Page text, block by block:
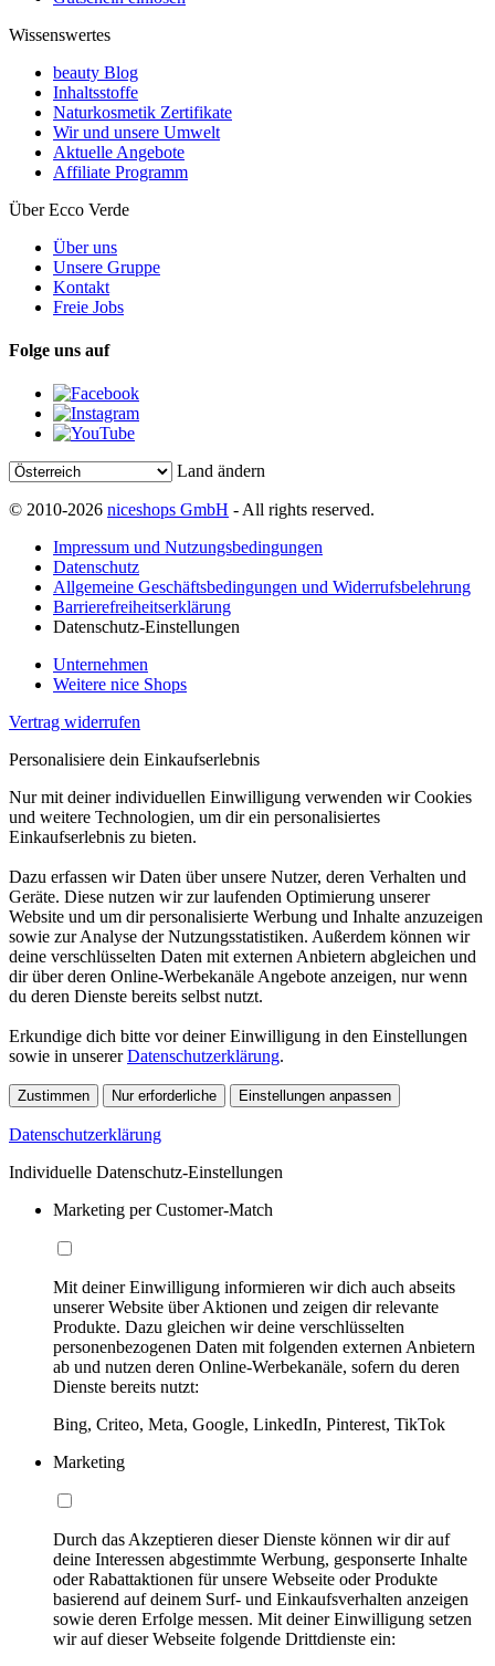
Wissenswertes
beauty Blog
Inhaltsstoffe
Naturkosmetik Zertifikate
Wir und unsere Umwelt
Aktuelle Angebote
Affiliate Programm
Über Ecco Verde
Über uns
Unsere Gruppe
Kontakt
Freie Jobs
Folge uns auf
Land ändern
© 2010-2026 niceshops GmbH - All rights reserved.
Impressum und Nutzungsbedingungen
Datenschutz
Allgemeine Geschäftsbedingungen und Widerrufsbelehrung
Barrierefreiheitserklärung
Datenschutz-Einstellungen
Unternehmen
Weitere nice Shops
Vertrag widerrufen
Personalisiere dein Einkaufserlebnis
Nur mit deiner individuellen Einwilligung verwenden wir Cookies
und weitere Technologien, um dir ein personalisiertes
Einkaufserlebnis zu bieten.
Dazu erfassen wir Daten über unsere Nutzer, deren Verhalten und
Geräte. Diese nutzen wir zur laufenden Optimierung unserer
Website und um dir personalisierte Werbung und Inhalte anzuzeigen
sowie zur Analyse der Nutzungsstatistiken. Außerdem können wir
deine verschlüsselten Daten mit externen Anbietern abgleichen und
dir über deren Online-Werbekanäle Angebote anzeigen, nur wenn
du deren Dienste bereits selbst nutzt.
Erkundige dich bitte vor deiner Einwilligung in den Einstellungen
sowie in unsererDatenschutzerklärung.
Zustimmen Nur erforderliche Einstellungen anpassen
Datenschutzerklärung
Individuelle Datenschutz-Einstellungen
Marketing per Customer-Match
Mit deiner Einwilligung informieren wir dich auch abseits
unserer Website über Aktionen und zeigen dir relevante
Produkte. Dazu gleichen wir deine verschlüsselten
personenbezogenen Daten mit folgenden externen Anbietern
ab und nutzen deren Online-Werbekanäle, sofern du deren
Dienste bereits nutzt:
Bing, Criteo, Meta, Google, LinkedIn, Pinterest, TikTok
Marketing
Durch das Akzeptieren dieser Dienste können wir dir auf
deine Interessen abgestimmte Werbung, gesponserte Inhalte
oder Rabattaktionen für unsere Webseite oder Produkte
basierend auf deinem Surf- und Einkaufsverhalten anzeigen
sowie deren Erfolge messen. Mit deiner Einwilligung setzen
wir auf dieser Webseite folgende Drittdienste ein: